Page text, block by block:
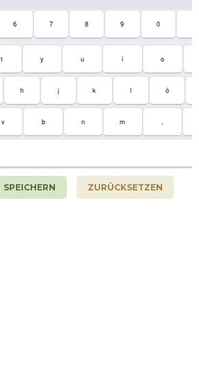
6 7 8 9 0
t y u i o
h j k l ö
v b n m
SPEICHERN ZURÜCKSETZEN